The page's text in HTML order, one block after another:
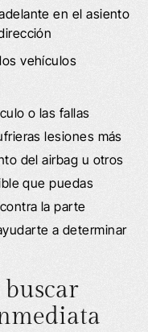
en el asiento
vehículos
o las fallas
lesiones más
del airbag u otros
que puedas
la parte
a determinar